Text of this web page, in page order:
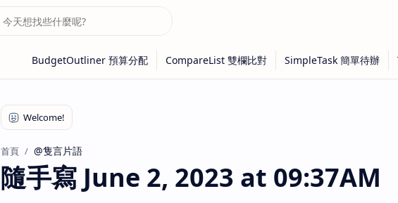
首頁 @隻言片語
隨手寫 June 2, 2023 at 09:37AM